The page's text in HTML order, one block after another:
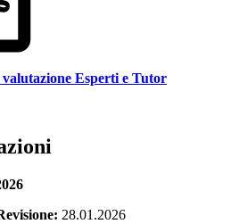
Esperti e Tutor
28.01.2026